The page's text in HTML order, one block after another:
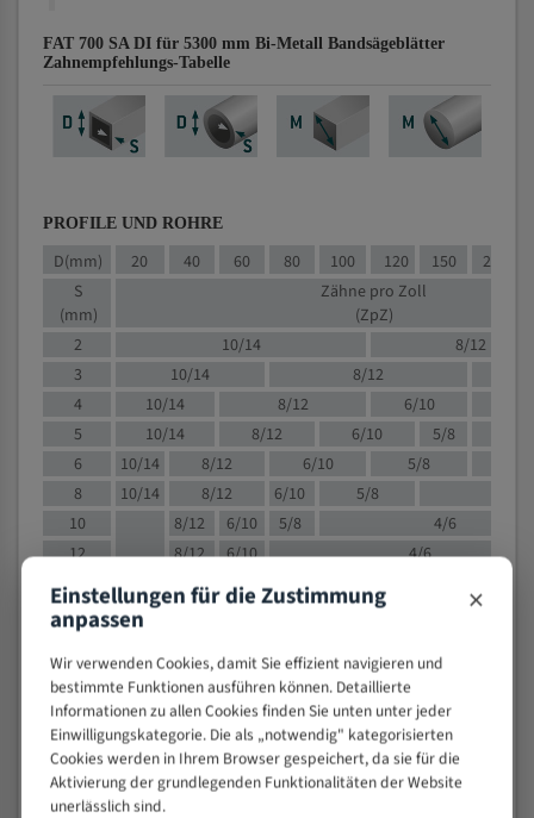
FAT 700 SA DI für 5300 mm Bi-Metall Bandsägeblätter
Zahnempfehlungs-Tabelle
PROFILE UND ROHRE
D(mm) 20 40 60 80 100 120 150 200
S
(mm)
Zähne pro Zoll
(ZpZ)
2
10/14
8/12
3
10/14 8/12
4
10/14 8/12 6/10
5
10/14 8/12 6/10
5/8
6
10/14 8/12 6/10
5/8
8
10/14 8/12 6/10 5/8
10
8/12 6/10 5/8
4/6
12
8/12 6/10
4/6
8/12 6/10
20
50
4/5
80
> 100
VOLLMATERIAL
Einstellungen für die Zustimmung
anpassen ×
Wir verwenden Cookies, damit Sie effizient navigieren und
bestimmte Funktionen ausführen können. Detaillierte
Informationen zu allen Cookies finden Sie unten unter jeder
Einwilligungskategorie. Die als „notwendig" kategorisierten
Cookies werden in Ihrem Browser gespeichert, da sie für die
Aktivierung der grundlegenden Funktionalitäten der Website
unerlässlich sind.